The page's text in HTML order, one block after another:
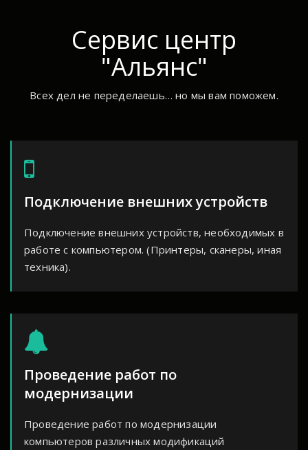
Сервис центр
"Альянс"
Всех дел не переделаешь… но мы вам поможем.
Подключение внешних устройств
Подключение внешних устройств, необходимых в
работе с компьютером. (Принтеры, сканеры, иная
техника).
Проведение работ по
модернизации
Проведение работ по модернизации
компьютеров различных модификаций